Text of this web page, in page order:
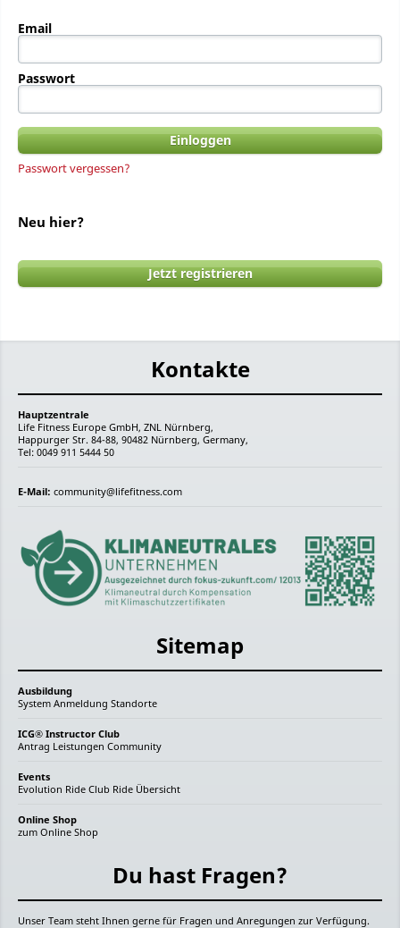
Email
Passwort
Passwort vergessen?
Neu hier?
Jetzt registrieren
Kontakte
Hauptzentrale
Life Fitness Europe GmbH, ZNL Nürnberg,
Happurger Str. 84-88, 90482 Nürnberg, Germany,
Tel: 0049 911 5444 50
E-Mail: community@lifefitness.com
Sitemap
Ausbildung
System Anmeldung Standorte
ICG® Instructor Club
Antrag Leistungen Community
Events
Evolution Ride Club Ride Übersicht
Online Shop
zum Online Shop
Du hast Fragen?
Unser Team steht Ihnen gerne für Fragen und Anregungen zur Verfügung.